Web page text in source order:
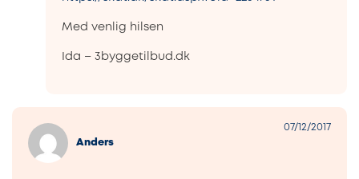
Med venlig hilsen
Ida – 3byggetilbud.dk
Anders
07/12/2017